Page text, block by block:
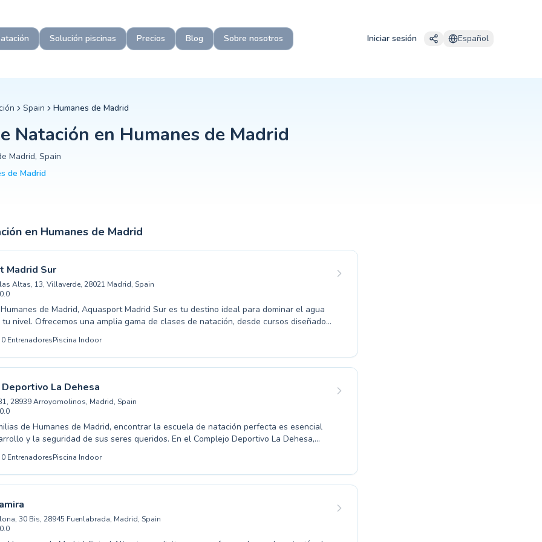
en Humanes De Madrid?
niños desde los 6 meses para sesiones de padres e hijos. Los programas estructurados comienzan generalmente a
certificados, grupos pequeños, un programa estructurado y seguimiento transparente del progreso. Las escuelas
independiente después de 20 a 40 clases, dependiendo de su edad, nivel de confianza y frecuencia de las lecciones.
de piscina gratis →
Solución piscinas Precios Blog Sobre nosotros Iniciar sesión Español
Spain Humanes de Madrid
Natación en Humanes de Madrid
Madrid, Spain
de Madrid
en Humanes de Madrid
Madrid Sur
Altas, 13, Villaverde, 28021 Madrid, Spain
0.0
de Madrid, Aquasport Madrid Sur es tu destino ideal para dominar el agua
nivel. Ofrecemos una amplia gama de clases de natación, desde cursos diseñados
pequeños que dan sus primeras brazadas como principiantes, hasta programas
nadadores con experiencia que buscan perfeccionar su técnica. Contamos con
cualificados y apasionados por la enseñanza, creando un ambiente de
divertido y muy motivador dentro de nuestra moderna piscina. Tanto niños
encontrarán el espacio perfecto para mejorar sus habilidades acuáticas y disfrutar
de este deporte. Te invitamos a unirte a nuestra comunidad y descubrir todo lo
Madrid Sur puede hacer por ti.
0 EntrenadoresPiscina Indoor
La Dehesa
28939 Arroyomolinos, Madrid, Spain
0.0
de Humanes de Madrid, encontrar la escuela de natación perfecta es esencial
y la seguridad de sus seres queridos. En el Complejo Deportivo La Dehesa,
variedad de clases de natación diseñadas para todas las edades y niveles, desde
que dan sus primeras brazadas hasta adultos que buscan perfeccionar su
monitores altamente cualificados brindan una enseñanza personalizada en un
y amigable, asegurando que cada alumno progrese a su propio ritmo. Ya sea
clases para principiantes absolutos o para nadadores avanzados, nuestro
adapta a tus necesidades. Anímate a descubrir la alegría del agua y a mejorar tus
con nosotros.
0 EntrenadoresPiscina Indoor
30 Bis, 28945 Fuenlabrada, Madrid, Spain
0.0